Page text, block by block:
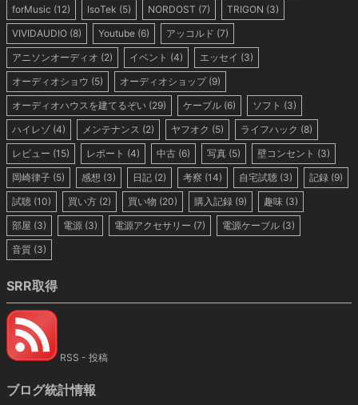
forMusic (12) IsoTek (5) NORDOST (7) TRIGON (3)
VIVIDAUDIO (8) Youtube (6) アッコルド (7)
アニソンオーディオ (2) イベント (4) エッセイ (3)
オーディオショウ (5) オーディオショップ(9)
オーディオハウスを建てるぞい (29) ケーブル (6) ソフト (3)
ハイレゾ (4) メンテナンス (2) ヤフオク (5) ライフハック (8)
レビュー (15) レポート (4) 中古 (6) 写真 (5) 壁コンセント (3)
岡崎律子 (5) 感想 (3) 日記 (2) 考察 (14) 自宅試聴 (3) 記録 (9)
試聴 (10) 買い方 (2) 買い物 (20) 購入記録 (9) 趣味 (3)
部屋 (3) 電源 (3) 電源アクセサリー (7) 電源ケーブル (3)
音質 (3)
SRR取得
RSS - 投稿
ブログ統計情報